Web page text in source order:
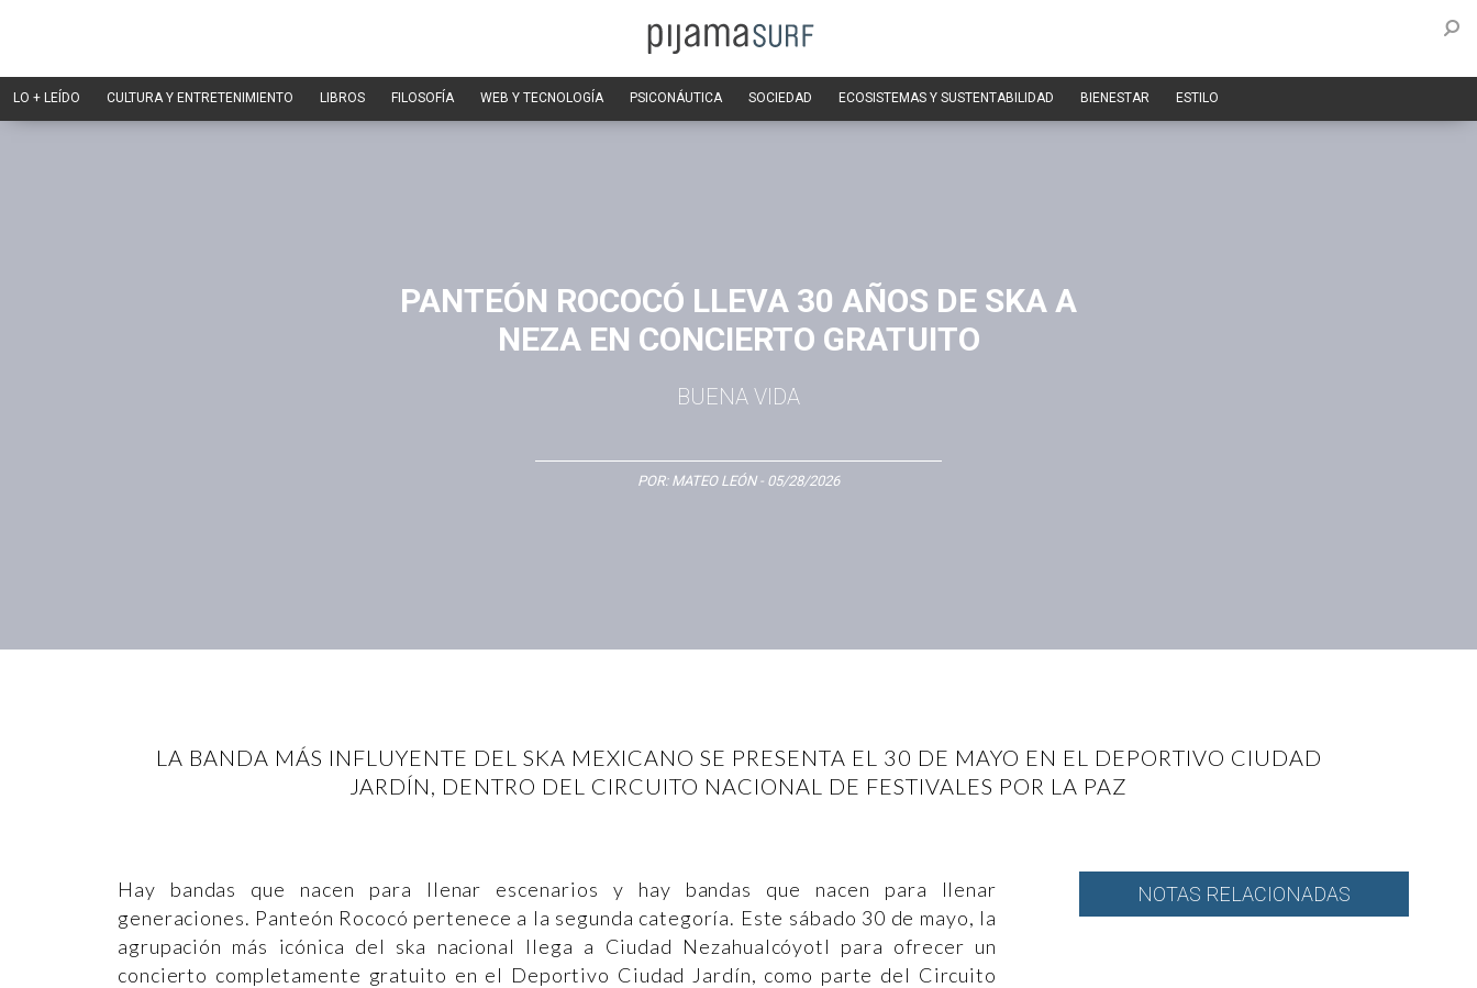
LO + LEÍDO CULTURA Y ENTRETENIMIENTO LIBROS FILOSOFÍA WEB Y TECNOLOGÍA PSICONÁUTICA SOCIEDAD ECOSISTEMAS Y SUSTENTABILIDAD BIENESTAR ESTILO
PANTEÓN ROCOCÓ LLEVA 30 AÑOS DE SKA A
NEZA EN CONCIERTO GRATUITO
BUENA VIDA
POR: MATEO LEÓN- 05/28/2026
LA BANDA MÁS INFLUYENTE DEL SKA MEXICANO SE PRESENTA EL 30 DE MAYO EN EL DEPORTIVO CIUDAD
JARDÍN, DENTRO DEL CIRCUITO NACIONAL DE FESTIVALES POR LA PAZ
Hay bandas que nacen para llenar escenarios y hay bandas que nacen para llenar
generaciones. Panteón Rococó pertenece a la segunda categoría. Este sábado 30 de mayo, la
agrupación más icónica del ska nacional llega a Ciudad Nezahualcóyotl para ofrecer un
concierto completamente gratuito en el Deportivo Ciudad Jardín, como parte del Circuito
NOTAS RELACIONADAS